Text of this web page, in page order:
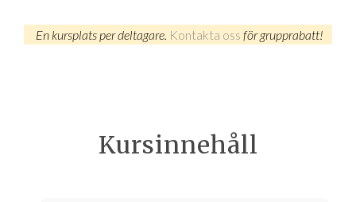
En kursplats per deltagare. Kontakta oss för grupprabatt!
Kursinnehåll